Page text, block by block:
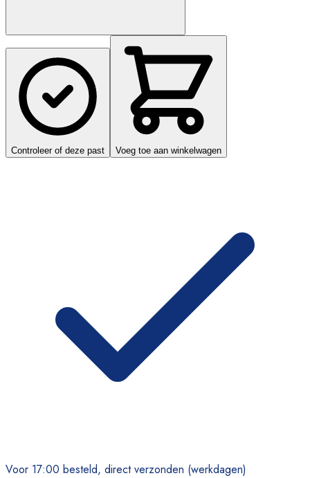
Controleer of deze past Voeg toe aan winkelwagen
Voor 17:00 besteld, direct verzonden (werkdagen)